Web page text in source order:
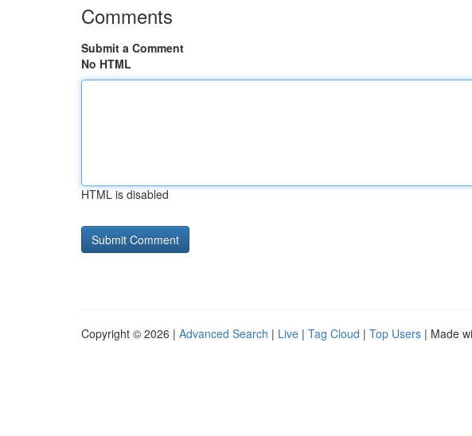
Comments
Submit a Comment
No HTML
HTML is disabled
Copyright © 2026 | Advanced Search | Live | Tag Cloud | Top Users | Made